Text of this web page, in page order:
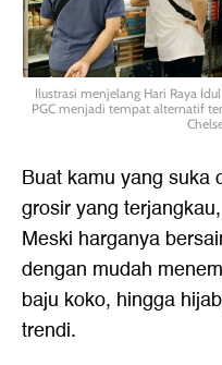
Ilustrasi menjelang Hari Raya
PGC menjadi tempat alternatif
Buat kamu yang suka
grosir yang
Meski harganya
dengan mudah
baju koko, hingga
trendi.